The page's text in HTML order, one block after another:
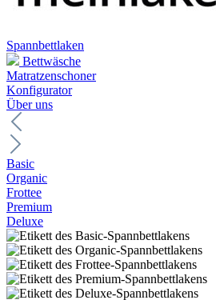
Spannbettlaken
Bettwäsche
Matratzenschoner
Konfigurator
Über uns
Basic
Organic
Frottee
Premium
Deluxe